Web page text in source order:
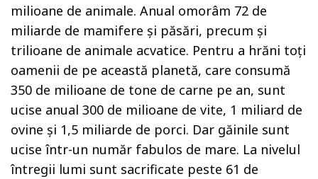
milioane de animale. Anual omorâm 72 de
miliarde de mamifere și păsări, precum și
trilioane de animale acvatice. Pentru a hrăni toți
oamenii de pe această planetă, care consumă
350 de milioane de tone de carne pe an, sunt
ucise anual 300 de milioane de vite, 1 miliard de
ovine și 1,5 miliarde de porci. Dar găinile sunt
ucise într-un număr fabulos de mare. La nivelul
întregii lumi sunt sacrificate peste 61 de